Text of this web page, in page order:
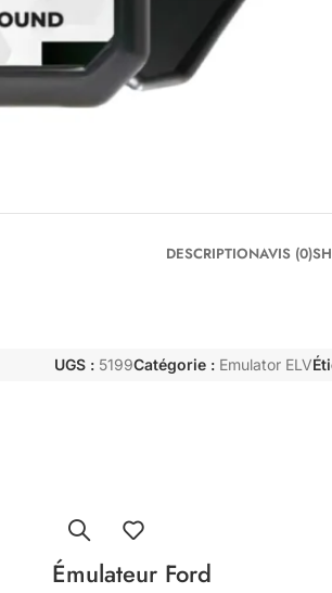
DESCRIPTIONAVIS (0)
UGS : 5199Catégorie : Emulator ELV
Émulateur Ford